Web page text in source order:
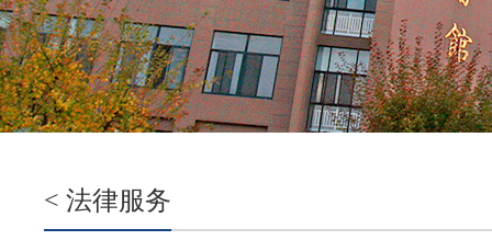
< 法律服务